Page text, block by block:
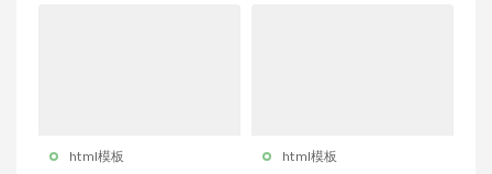
html模板 html模板